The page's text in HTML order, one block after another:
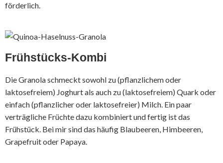
förderlich.
Frühstücks-Kombi
Die Granola schmeckt sowohl zu (pflanzlichem oder
laktosefreiem) Joghurt als auch zu (laktosefreiem) Quark oder
einfach (pflanzlicher oder laktosefreier) Milch. Ein paar
verträgliche Früchte dazu kombiniert und fertig ist das
Frühstück. Bei mir sind das häufig Blaubeeren, Himbeeren,
Grapefruit oder Papaya.